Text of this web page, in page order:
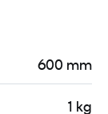
600 mm
1 kg